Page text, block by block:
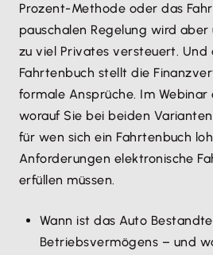
Prozent-Methode oder das
pauschalen Regelung wird
zu viel Privates versteuert. Und
Fahrtenbuch stellt die
formale Ansprüche. Im Webinar
worauf Sie bei beiden
für wen sich ein Fahrtenbuch
Anforderungen elektronische
erfüllen müssen.
​Wann ist das Auto
Betriebsvermögens – und